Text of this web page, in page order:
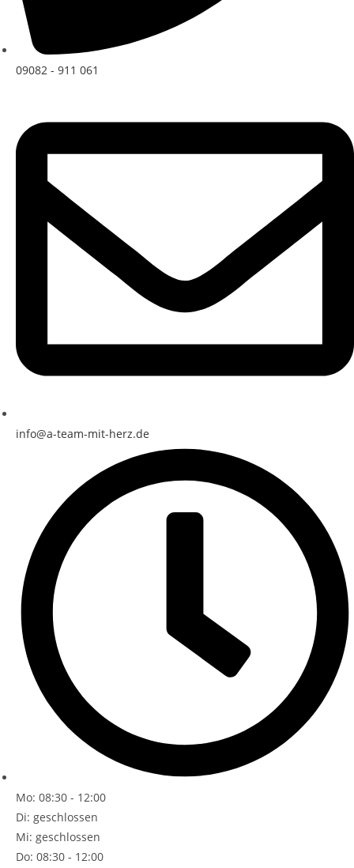
09082 - 911 061
info@a-team-mit-herz.de
Mo: 08:30 - 12:00
Di: geschlossen
Mi: geschlossen
Do: 08:30 - 12:00